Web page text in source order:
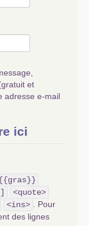
et
adresse e-mail
ici
<quote>
<ins>
. Pour
des lignes